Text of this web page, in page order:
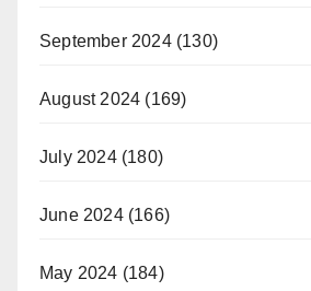
September 2024(130)
August 2024 (169)
July 2024(180)
June 2024(166)
May 2024 (184)